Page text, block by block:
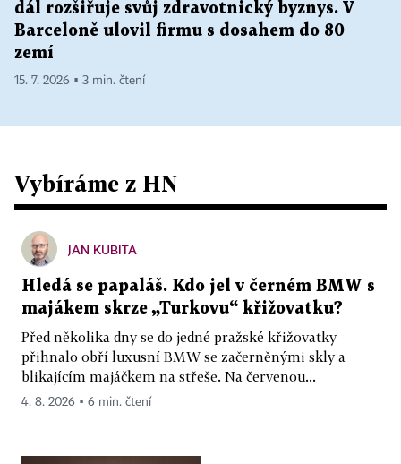
dál rozšiřuje svůj zdravotnický byznys. V
Barceloně ulovil firmu s dosahem do 80
zemí
15. 7. 2026 ▪ 3 min. čtení
Vybíráme z HN
JAN KUBITA
Hledá se papaláš. Kdo jel v černém BMW s
majákem skrze „Turkovu“ křižovatku?
Před několika dny se do jedné pražské křižovatky
přihnalo obří luxusní BMW se začerněnými skly a
blikajícím majáčkem na střeše. Na červenou...
4. 8. 2026 ▪ 6 min. čtení